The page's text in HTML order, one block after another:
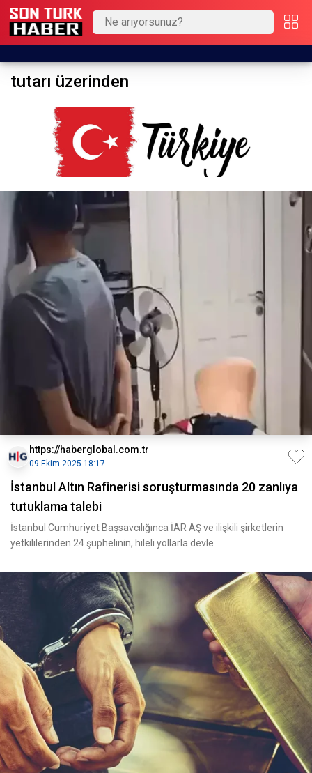
tutarı üzerinden
https://haberglobal.com.tr
09 Ekim 2025 18:17
İstanbul Altın Rafinerisi soruşturmasında 20 zanlıya
tutuklama talebi
İstanbul Cumhuriyet Başsavcılığınca İAR AŞ ve ilişkili şirketlerin
yetkililerinden 24 şüphelinin, hileli yollarla devle